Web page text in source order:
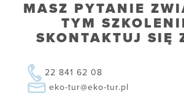
MASZ PYTANIE
TYM
SKONTAKTUJ SIĘ
22 841 62 08
eko-tur@eko-tur.pl